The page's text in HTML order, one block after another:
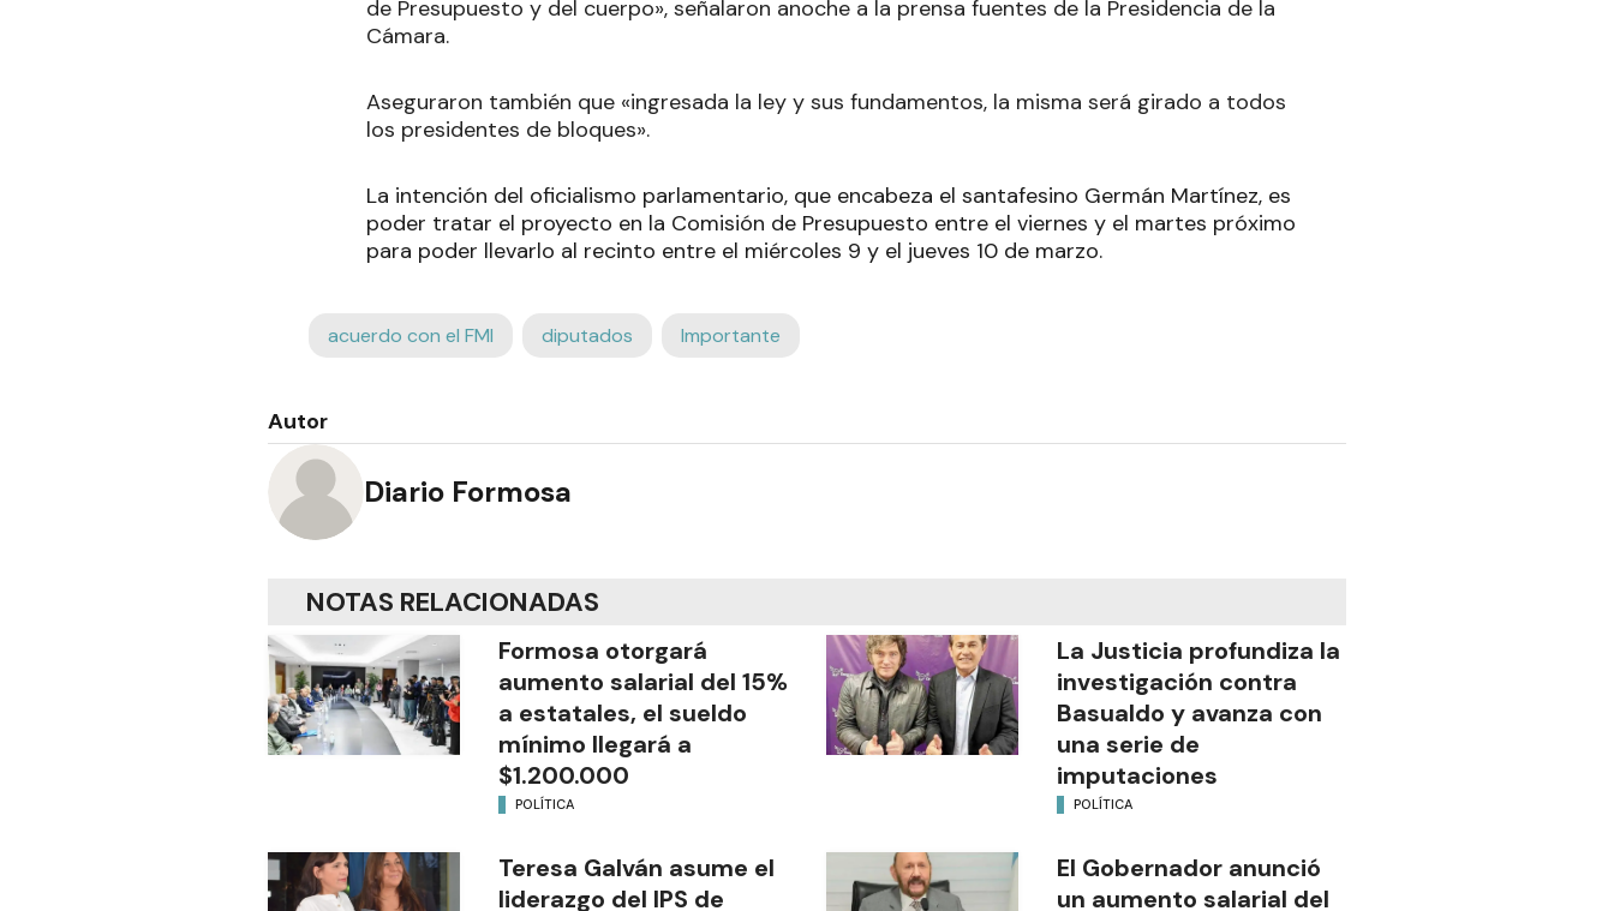
de Presupuesto y del cuerpo», señalaron anoche a la prensa fuentes de la Presidencia de la
Cámara.
Aseguraron también que «ingresada la ley y sus fundamentos, la misma será girado a todos
los presidentes de bloques».
La intención del oficialismo parlamentario, que encabeza el santafesino Germán Martínez, es
poder tratar el proyecto en la Comisión de Presupuesto entre el viernes y el martes próximo
para poder llevarlo al recinto entre el miércoles 9 y el jueves 10 de marzo.
acuerdo con el FMI diputados Importante
Autor
Diario Formosa
NOTAS RELACIONADAS
Formosa otorgará
aumento salarial del 15%
a estatales, el sueldo
mínimo llegará a
$1.200.000
POLÍTICA
La Justicia profundiza la
investigación contra
Basualdo y avanza con
una serie de
imputaciones
POLÍTICA
Teresa Galván asume el
liderazgo del IPS de
El Gobernador anunció
un aumento salarial del